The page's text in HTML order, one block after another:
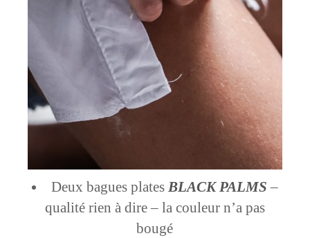
Deux bagues plates BLACK PALMS –
qualité rien à dire – la couleur n’a pas
bougé